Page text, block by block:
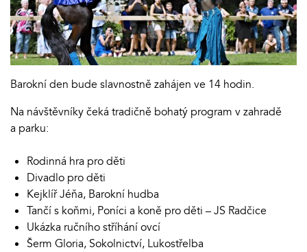
Barokní den bude slavnostně zahájen ve 14 hodin.
Na návštěvníky čeká tradičně bohatý program v zahradě
a parku:
Rodinná hra pro děti
Divadlo pro děti
Kejklíř Jéňa, Barokní hudba
Tančí s koňmi, Poníci a koně pro děti – JS Radčice
Ukázka ručního stříhání ovcí
Šerm Gloria, Sokolnictví, Lukostřelba